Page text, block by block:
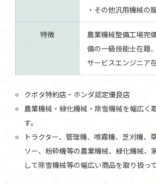
・その他汎用機械の
特徴
農業機械整備工場完
備の一級技能士在籍
サービスエンジニア
クボタ特約店・ホンダ認定優良店
農業機械・緑化機械・除雪機械を幅広く
す。
トラクター、管理機、噴霧機、芝刈機、
ソー、粉砕機等の農業機械、緑化機械、
して除雪機械等の幅広い商品を取り扱って